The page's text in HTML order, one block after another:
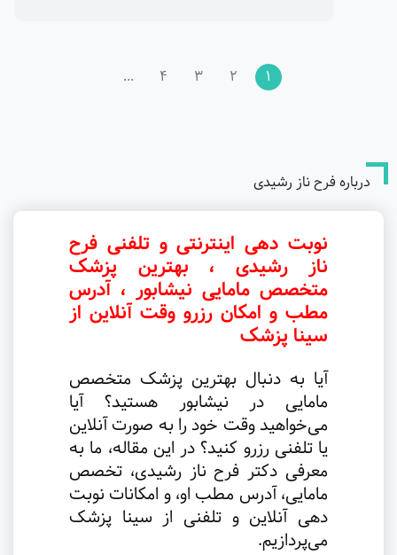
1
2
3
4
...
درباره فرح ناز رشیدی
نوبت دهی اینترنتی و تلفنی فرح
ناز رشیدی ، بهترین پزشک
متخصص مامایی نیشابور ، آدرس
مطب و امکان رزرو وقت آنلاین از
سینا پزشک
آیا به دنبال بهترین پزشک متخصص
مامایی در نیشابور هستید؟ آیا
می‌خواهید وقت خود را به صورت آنلاین
یا تلفنی رزرو کنید؟ در این مقاله، ما به
معرفی دکتر فرح ناز رشیدی، تخصص
مامایی، آدرس مطب او، و امکانات نوبت
دهی آنلاین و تلفنی از سینا پزشک
می‌پردازیم.